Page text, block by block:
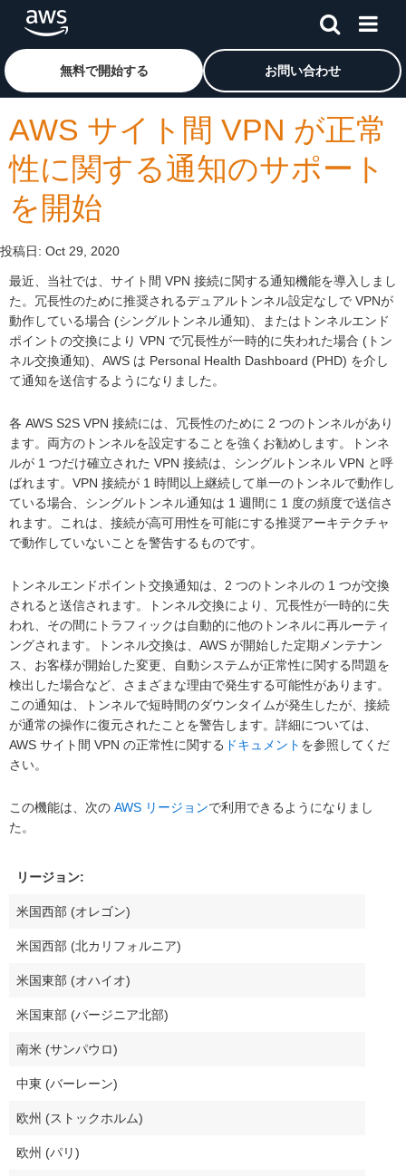
メインコンテンツに移動
アマゾン ウェブ サービスのホームページに戻るには、こ
無料で開始する お問い合わせ
AWS サイト間 VPN が正常
性に関する通知のサポート
を開始
投稿日: Oct 29, 2020
最近、当社では、サイト間 VPN 接続に関する通知機能を導入しまし
た。冗長性のために推奨されるデュアルトンネル設定なしで VPNが
動作している場合 (シングルトンネル通知)、またはトンネルエンド
ポイントの交換により VPN で冗長性が一時的に失われた場合 (トン
ネル交換通知)、AWS は Personal Health Dashboard (PHD) を介し
て通知を送信するようになりました。
各 AWS S2S VPN 接続には、冗長性のために 2 つのトンネルがあり
ます。両方のトンネルを設定することを強くお勧めします。トンネ
ルが 1 つだけ確立された VPN 接続は、シングルトンネル VPN と呼
ばれます。VPN 接続が 1 時間以上継続して単一のトンネルで動作し
ている場合、シングルトンネル通知は 1 週間に 1 度の頻度で送信さ
れます。これは、接続が高可用性を可能にする推奨アーキテクチャ
で動作していないことを警告するものです。
トンネルエンドポイント交換通知は、2 つのトンネルの 1 つが交換
されると送信されます。トンネル交換により、冗長性が一時的に失
われ、その間にトラフィックは自動的に他のトンネルに再ルーティ
ングされます。トンネル交換は、AWS が開始した定期メンテナン
ス、お客様が開始した変更、自動システムが正常性に関する問題を
検出した場合など、さまざまな理由で発生する可能性があります。
この通知は、トンネルで短時間のダウンタイムが発生したが、接続
が通常の操作に復元されたことを警告します。詳細については、
AWS サイト間 VPN の正常性に関する ドキュメント を参照してくだ
さい。
この機能は、次の AWS リージョンで利用できるようになりまし
た。
リージョン:
米国西部 (オレゴン)
米国西部 (北カリフォルニア)
米国東部 (オハイオ)
米国東部 (バージニア北部)
南米 (サンパウロ)
中東 (バーレーン)
欧州 (ストックホルム)
欧州 (パリ)